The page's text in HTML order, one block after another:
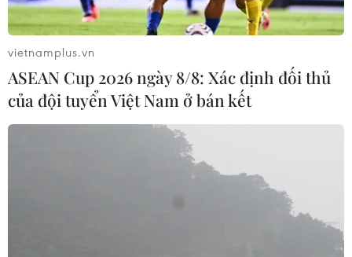
chứng thực một người đã được tiêm phòng, ở cấp liên
bang đối với người dân người Canada.
vietnamplus.vn
ASEAN Cup 2026 ngày 8/8: Xác định đối thủ
của đội tuyển Việt Nam ở bán kết